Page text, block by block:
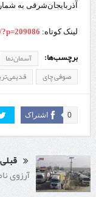
آذربایجان‌شرقی به
لینک کوتاه:
برچسب‌ها: آسمان‌نما
صوفی‌ چای
اشتراک 0
قبلی
آرزوی